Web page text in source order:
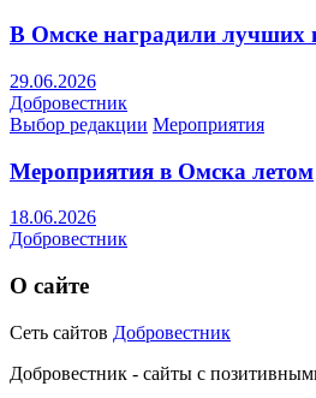
В Омске наградили лучших
29.06.2026
Добровестник
Выбор редакции Мероприятия
Мероприятия в Омска летом
18.06.2026
Добровестник
О сайте
Сеть сайтов Добровестник
Добровестник - сайты с